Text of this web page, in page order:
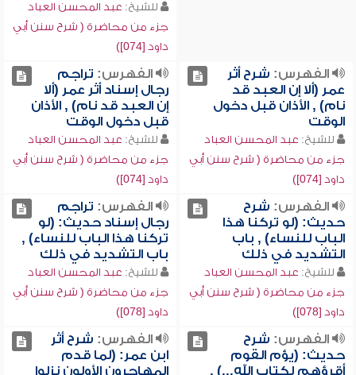
للشيخ: عبد المحسن العباد
جزء من محاضرة ( شرح سنن أبي
داود [074])
الفهرس: شرح أثر
عمر (ألا إن العبد قد
نام) , الأذان قبل دخول
الوقت
للشيخ: عبد المحسن العباد
جزء من محاضرة ( شرح سنن أبي
داود [074])
الفهرس: تراجم
رجال إسناد أثر عمر (ألا
إن العبد قد نام) , الأذان
قبل دخول الوقت
للشيخ: عبد المحسن العباد
جزء من محاضرة ( شرح سنن أبي
داود [074])
الفهرس: شرح
حديث: (لو تركنا هذا
الباب للنساء) , باب
التشديد في ذلك
للشيخ: عبد المحسن العباد
جزء من محاضرة ( شرح سنن أبي
داود [078])
الفهرس: تراجم
رجال إسناد حديث: (لو
تركنا هذا الباب للنساء) ,
باب التشديد في ذلك
للشيخ: عبد المحسن العباد
جزء من محاضرة ( شرح سنن أبي
داود [078])
الفهرس: شرح
حديث: (يؤم القوم
أقرؤهم لكتاب الله...) ,
الفهرس: شرح أثر
ابن عمر: (لما قدم
المهاجرون الأولون نزلوا